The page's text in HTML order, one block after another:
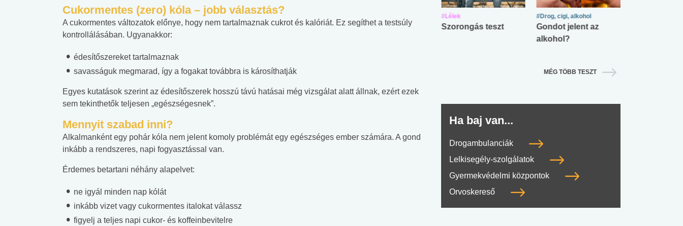
Cukormentes (zero) kóla – jobb választás?
A cukormentes változatok előnye, hogy nem tartalmaznak cukrot és kalóriát. Ez segíthet a testsúly
kontrollálásában. Ugyanakkor:
édesítőszereket tartalmaznak
savasságuk megmarad, így a fogakat továbbra is károsíthatják
Egyes kutatások szerint az édesítőszerek hosszú távú hatásai még vizsgálat alatt állnak, ezért ezek
sem tekinthetők teljesen „egészségesnek”.
Mennyit szabad inni?
Alkalmanként egy pohár kóla nem jelent komoly problémát egy egészséges ember számára. A gond
inkább a rendszeres, napi fogyasztással van.
Érdemes betartani néhány alapelvet:
ne igyál minden nap kólát
inkább vizet vagy cukormentes italokat válassz
figyelj a teljes napi cukor- és koffeinbevitelre
Mekkora az ökológiai
lábnyomod?
#Betegségek
Elsősegély
tudásteszt
Angol középfokú
Internet-függőség
#Lélek
Szorongás teszt
#Drog, cigi, alkohol
Gondot jelent az
alkohol?
MÉG TÖBB TESZT
Ha baj van...
Drogambulanciák
Lelkisegély-szolgálatok
Gyermekvédelmi központok
Orvoskereső